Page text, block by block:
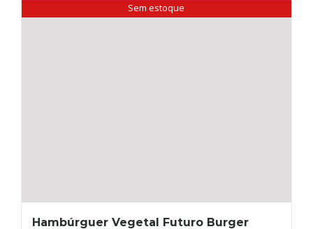
Sem estoque
Hambúrguer Vegetal Futuro Burger